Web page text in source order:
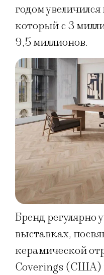
годом
который с 3
9,5 миллионов.
Бренд регулярно
выставках,
керамической
Coverings (США)